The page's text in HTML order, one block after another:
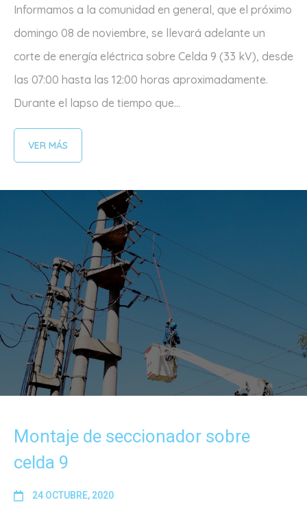
Informamos a la comunidad en general, que el próximo
domingo 08 de noviembre, se llevará adelante un
corte de energía eléctrica sobre Celda 9 (33 kV), desde
las 07:00 hasta las 12:00 horas aproximadamente.
Durante el lapso de tiempo que...
VER MÁS
Montaje de seccionador sobre
celda 9
24 OCTUBRE, 2020